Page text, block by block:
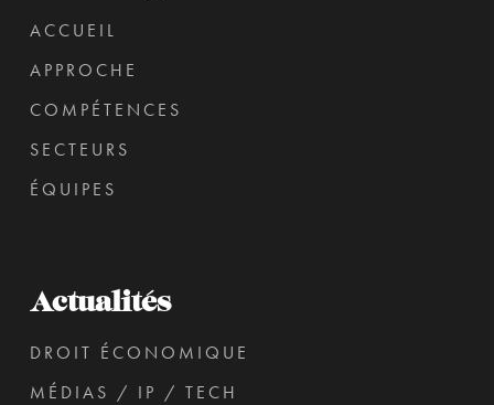
ACCUEIL
APPROCHE
COMPÉTENCES
SECTEURS
ÉQUIPES
Actualités
DROIT ÉCONOMIQUE
MÉDIAS / IP / TECH